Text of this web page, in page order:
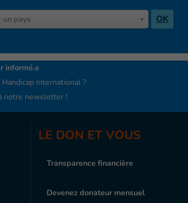
un pays OK
informé.e
International ?
notre newsletter !
LE DON ET VOUS
Transparence financière
Devenez donateur mensuel